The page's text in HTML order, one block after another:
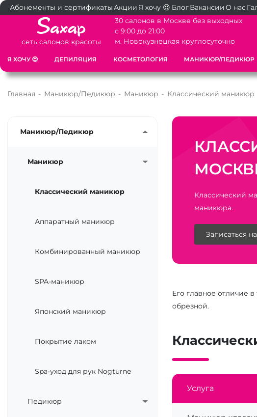
Абонементы и сертификатыАкции Я хочу 😍 БлогВакансииО нас
сеть салонов красоты
30 салонов в Москве без выходных
с 9:00 до 21:00
м. Новокузнецкая круглосуточно
Я ХОЧУ 😍 ДЕПИЛЯЦИЯ КОСМЕТОЛОГИЯ МАНИКЮР/ПЕДИКЮР
Главная - Маникюр/Педикюр - Маникюр - Классический маникюр
Маникюр/Педикюр
Маникюр
Классический маникюр
Аппаратный маникюр
Комбинированный маникюр
SPA-маникюр
Японский маникюр
Покрытие лаком
Spa-уход для рук Nogturne
Педикюр
Классический
маникюра.
Записаться
Его главное отличие
обрезной.
Услуга